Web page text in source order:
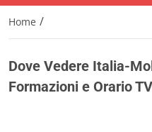
Home /
Dove Vedere Italia-
Formazioni e Orario TV